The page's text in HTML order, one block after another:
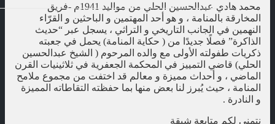
محمد هادي عبدالحسين الحلي من مواليد 1941م -فريق
المخارقة بالمنامة ، و هو أحد المهتمين و الباحثين و القرّاء
النهمين في الجانب التاريخي و التراثي ، يسجل عبر “حديث
الذاكرة” فصلًا جديدًا من ( حكاية المنامة) يحمل في جعبته
ذكريات طفولته الأولى مع والده المرحوم ( الشيخ عبدالحسين
الحلي) قاضي التمييز في المحكمة الجعفرية في ثلاثينيات القرن
الماضي ، و أحداث مميزة و معالم قد اختفت من مجموع ملامح
المنامة ، حيث يُبرز لنا بعض منها بما حفظته التقاطاته المميزة
و النادرة .
نتمنى لكم متابعة شيقة